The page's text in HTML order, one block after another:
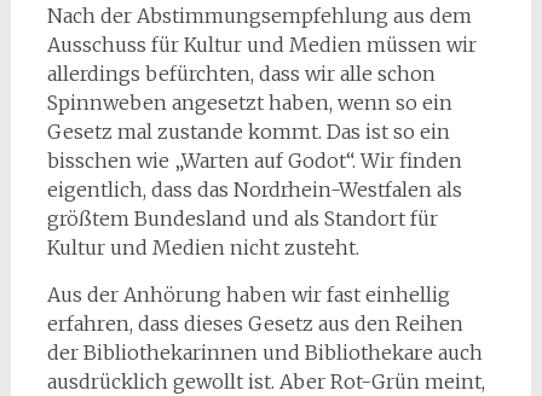
Nach der Abstimmungsempfehlung aus dem
Ausschuss für Kultur und Medien müssen wir
allerdings befürchten, dass wir alle schon
Spinnweben angesetzt haben, wenn so ein
Gesetz mal zustande kommt. Das ist so ein
bisschen wie „Warten auf Godot“. Wir finden
eigentlich, dass das Nordrhein-Westfalen als
größtem Bundesland und als Standort für
Kultur und Medien nicht zusteht.
Aus der Anhörung haben wir fast einhellig
erfahren, dass dieses Gesetz aus den Reihen
der Bibliothekarinnen und Bibliothekare auch
ausdrücklich gewollt ist. Aber Rot-Grün meint,